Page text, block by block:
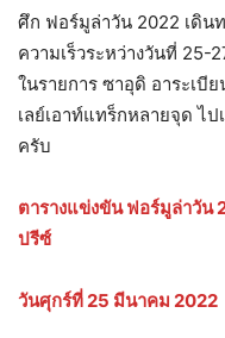
ศึก ฟอร์มูล่าวัน 2022 เดิน
ความเร็วระหว่างวันที่
ในรายการ ซาอุดิ อาระเบี
เลย์เอาท์แทร็กหลายจุด ไ
ครับ
ตารางแข่งขัน ฟอร์มูล่าวัน
ปรีซ์
วันศุกร์ที่ 25 มีนาคม 2022